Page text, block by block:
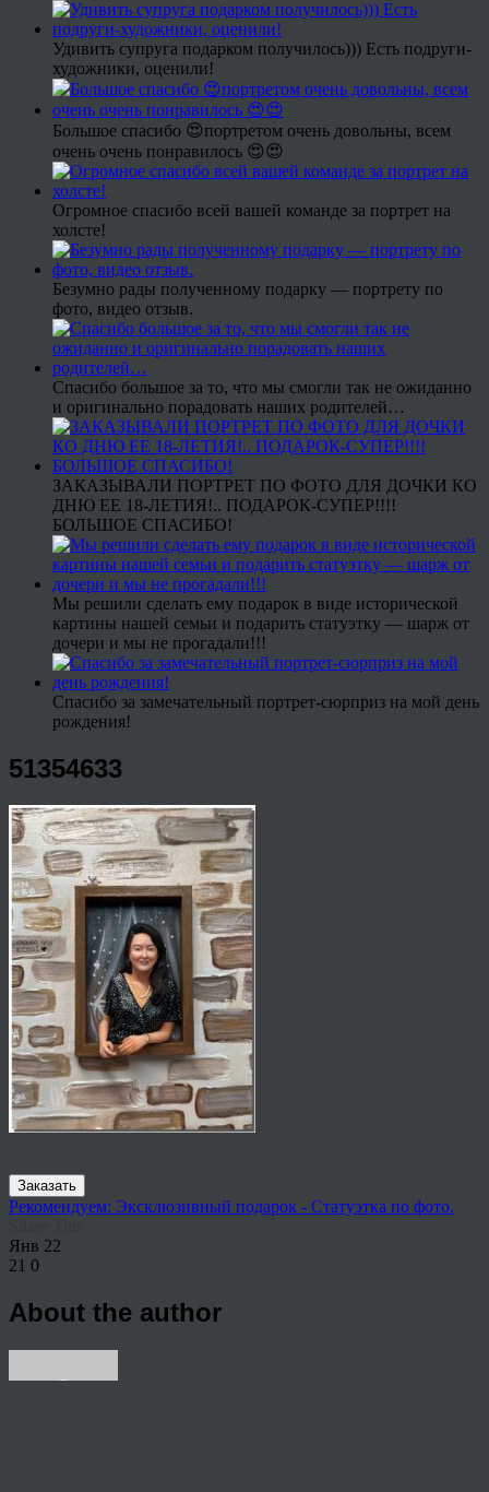
Удивить супруга подарком получилось))) Есть подруги-
художники, оценили!
Большое спасибо 😍портретом очень довольны, всем
очень очень понравилось 😍😍
Огромное спасибо всей вашей команде за портрет на
холсте!
Безумно рады полученному подарку — портрету по
фото, видео отзыв.
Спасибо большое за то, что мы смогли так не ожиданно
и оригинально порадовать наших родителей…
ЗАКАЗЫВАЛИ ПОРТРЕТ ПО ФОТО ДЛЯ ДОЧКИ КО
ДНЮ ЕЕ 18-ЛЕТИЯ!.. ПОДАРОК-СУПЕР!!!!
БОЛЬШОЕ СПАСИБО!
Мы решили сделать ему подарок в виде исторической
картины нашей семьи и подарить статуэтку — шарж от
дочери и мы не прогадали!!!
Спасибо за замечательный портрет-сюрприз на мой день
рождения!
51354633
Заказать
Рекомендуем: Эксклюзивный подарок - Статуэтка по фото.
Янв 22
21 0
About the author